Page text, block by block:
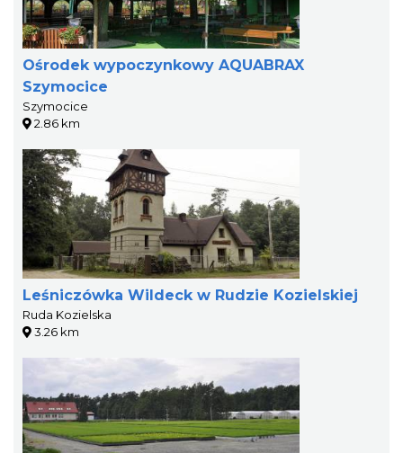
Ośrodek wypoczynkowy AQUABRAX
Szymocice
Szymocice
2.86 km
Leśniczówka Wildeck w Rudzie Kozielskiej
Ruda Kozielska
3.26 km